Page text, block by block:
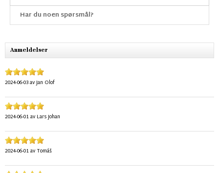
Har du noen spørsmål?
Anmeldelser
2024-06-03avJan Olof
2024-06-01av Lars Johan
2024-06-01avTomáš